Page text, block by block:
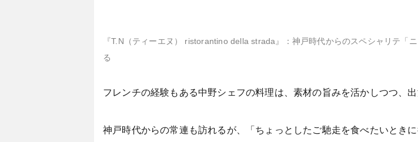
『T.N（ティーエヌ） ristorantino della strada』：神戸時代からのスペシャリテ「
る
フレンチの経験もある中野シェフの料理は、素材の旨みを活かしつつ、
神戸時代からの常連も訪れるが、「ちょっとしたご馳走を食べたいとき